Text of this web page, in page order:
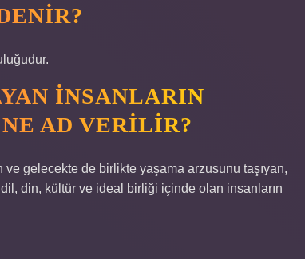
INSANLARIN
AD VERILIR?
gelecekte de birlikte yaşama arzusunu taşıyan,
din, kültür ve ideal birliği içinde olan insanların